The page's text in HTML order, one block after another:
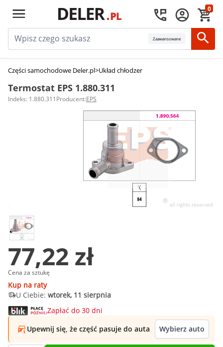
0
Zaawansowane
Części samochodowe Deler.pl>Układ chłodzenia silnika
Termostat EPS 1.880.311
Indeks: 1.880.311Producent:EPS
77,22 zł
Cena za sztukę
Kup na raty
U Ciebie: wtorek, 11 sierpnia
Zapłać do 30 dni
Upewnij się, że część pasuje do auta
Wybierz auto